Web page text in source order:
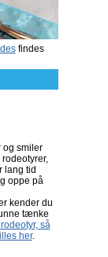
findes
og smiler
lang tid
oppe på
kender du
tænke
så
her.